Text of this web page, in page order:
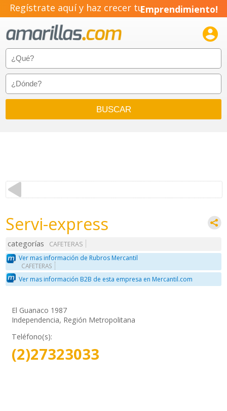
Regístrate aquí y haz crecer tuEmprendimiento!

Servi-express
categorías
CAFETERAS
Ver mas información de Rubros Mercantil
CAFETERAS
Ver mas información B2B de esta empresa en Mercantil.com
El Guanaco 1987
Independencia, Región Metropolitana
Teléfono(s):
(2)27323033